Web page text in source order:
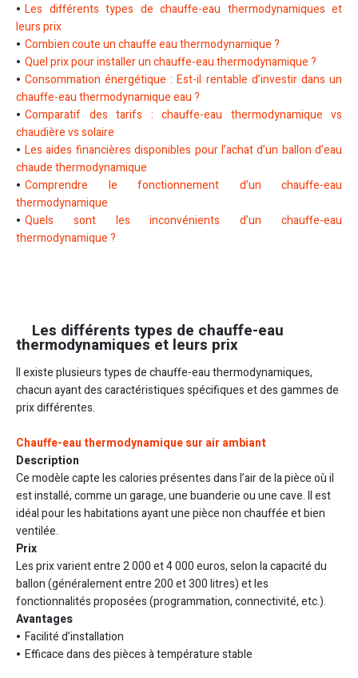
Les différents types de chauffe-eau thermodynamiques et
leurs prix
Combien coute un chauffe eau thermodynamique ?
Quel prix pour installer un chauffe-eau thermodynamique ?
Consommation énergétique : Est-il rentable d’investir dans un
chauffe-eau thermodynamique eau ?
Comparatif des tarifs : chauffe-eau thermodynamique vs
chaudière vs solaire
Les aides financières disponibles pour l’achat d’un ballon d’eau
chaude thermodynamique
Comprendre le fonctionnement d’un chauffe-eau
thermodynamique
Quels sont les inconvénients d’un chauffe-eau
thermodynamique ?
Les différents types de chauffe-eau
thermodynamiques et leurs prix
Il existe plusieurs types de chauffe-eau thermodynamiques,
chacun ayant des caractéristiques spécifiques et des gammes de
prix différentes.
Chauffe-eau thermodynamique sur air ambiant
Description
Ce modèle capte les calories présentes dans l’air de la pièce où il
est installé, comme un garage, une buanderie ou une cave. Il est
idéal pour les habitations ayant une pièce non chauffée et bien
ventilée.
Prix
Les prix varient entre 2 000 et 4 000 euros, selon la capacité du
ballon (généralement entre 200 et 300 litres) et les
fonctionnalités proposées (programmation, connectivité, etc.).
Avantages
Facilité d’installation
Efficace dans des pièces à température stable